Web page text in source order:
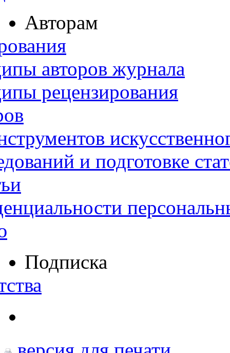
Авторам
авторов журнала
рецензирования
и подготовке
Подписка